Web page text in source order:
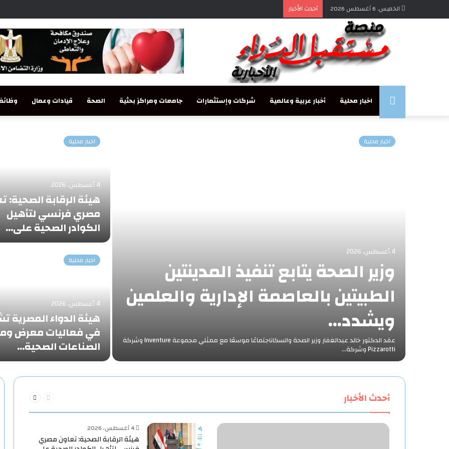
الخميس, 6 أغسطس 2026 أحدث الأخبار
مستقبلاخبار محلية أخبار عربية وعالمية شركات وإستثمارات جامعات ومراكز بحثية الصحة قيادات وعمال
اخبار محلية
4 أغسطس، 2026
وزير الصحة يتابع تنفيذ المدينتين
الطبيتين بالعاصمة الإدارية والعلمين
ويشدد…
‎عقد الدكتور خالد عبدالغفار وزير الصحة والسكاناجتماعًا موسعًا مع ممثلي مجموعة Inventure وشركة
Pizzarotti وشركة…
اخبار محلية
4 أغسطس، 2026
هيئة الرقابة الصحية:
مصري فرنسي لتأهيل
الكوادر الصحية على…
اخبار محلية
4 أغسطس، 2026
هيئة الدواء المصرية
في فعاليات معرض
الصناعات الصحية…
أحدث الأخبار
الصفحة
4 أغسطس، 2026
هيئة الرقابة الصحية: تعاون مصري